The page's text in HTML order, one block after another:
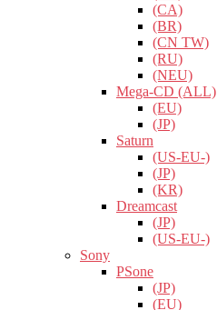
(CA)
(BR)
(CN TW)
(RU)
(NEU)
Mega-CD (ALL)
(EU)
(JP)
Saturn
(US-EU-)
(JP)
(KR)
Dreamcast
(JP)
(US-EU-)
Sony
PSone
(JP)
(EU)